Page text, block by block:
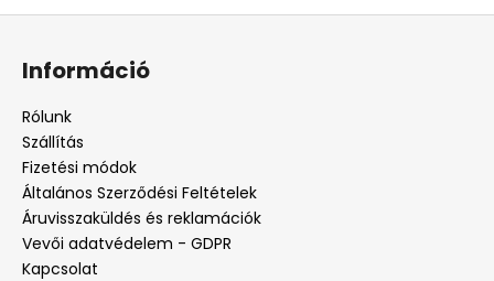
L
Információ
Rólunk
Szállítás
Fizetési módok
Általános Szerződési Feltételek
Áruvisszaküldés és reklamációk
Vevői adatvédelem - GDPR
Kapcsolat